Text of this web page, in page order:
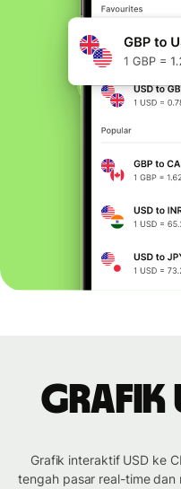
Grafik
Grafik interaktif USD ke
tengah pasar real-time dan